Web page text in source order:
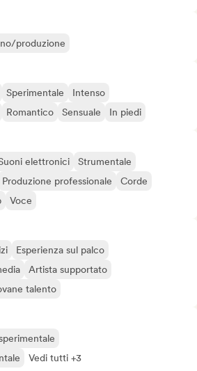
produzione
Sperimentale
Intenso
Romantico Sensuale In piedi
elettronici
Strumentale
Produzione professionale
Corde
Voce
Esperienza sul palco
Artista supportato
talento
Vedi tutti +3